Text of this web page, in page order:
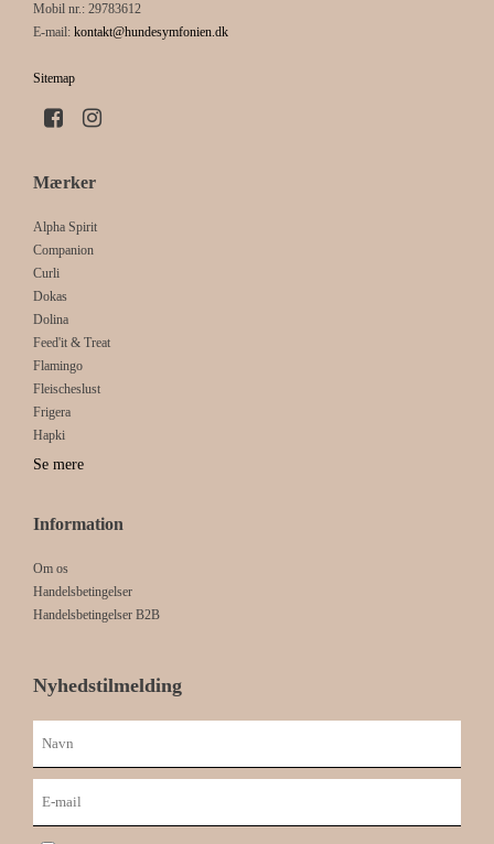
Mobil nr.: 29783612
E-mail: kontakt@hundesymfonien.dk
Sitemap
Mærker
Alpha Spirit
Companion
Curli
Dokas
Dolina
Feed'it & Treat
Flamingo
Fleischeslust
Frigera
Hapki
Se mere
Information
Om os
Handelsbetingelser
Handelsbetingelser B2B
Nyhedstilmelding